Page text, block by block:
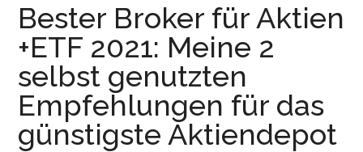
Bester Broker für Aktien
+ETF 2021: Meine 2
selbst genutzten
Empfehlungen für das
günstigste Aktiendepot